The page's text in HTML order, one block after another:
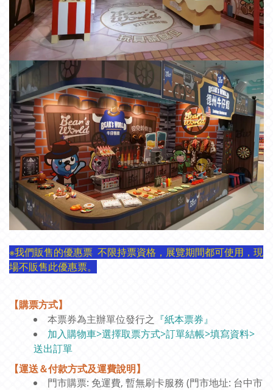
※我們販售的優惠票 不限持票資格，展覽期間都可使用，現
場不販售此優惠票。
【購票方式】
本票券為主辦單位發行之 『紙本票券』
加入購物車>選擇取票方式>訂單結帳>填寫資料>
送出訂單
【運送＆付款方式及運費說明】
門市購票: 免運費, 暫無刷卡服務 (門市地址: 台中市